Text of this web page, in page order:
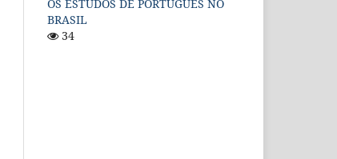
OS ESTUDOS DE PORTUGUÊS NO
BRASIL
34